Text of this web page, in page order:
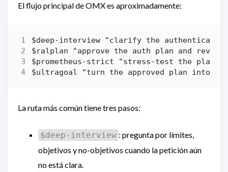
El flujo principal de OMX es aproximadamente:
La ruta más común tiene tres pasos:
$deep-interview : pregunta por límites,
objetivos y no-objetivos cuando la petición aún
no está clara.